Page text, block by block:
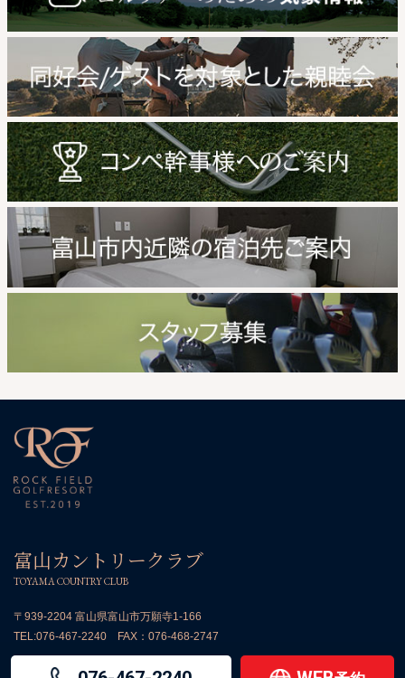
富山カントリークラブ
TOYAMA COUNTRY CLUB
〒939-2204 富山県富山市万願寺1-166
TEL:076-467-2240 FAX：076-468-2747